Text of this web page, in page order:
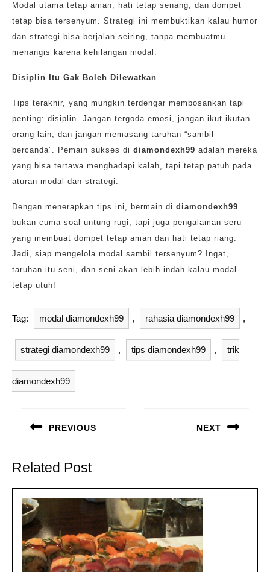
Modal utama tetap aman, hati tetap senang, dan dompet
tetap bisa tersenyum. Strategi ini membuktikan kalau humor
dan strategi bisa berjalan seiring, tanpa membuatmu
menangis karena kehilangan modal.
Disiplin Itu Gak Boleh Dilewatkan
Tips terakhir, yang mungkin terdengar membosankan tapi
penting: disiplin. Jangan tergoda emosi, jangan ikut-ikutan
orang lain, dan jangan memasang taruhan “sambil
bercanda”. Pemain sukses di diamondexh99 adalah mereka
yang bisa tertawa menghadapi kalah, tapi tetap patuh pada
aturan modal dan strategi.
Dengan menerapkan tips ini, bermain di diamondexh99
bukan cuma soal untung-rugi, tapi juga pengalaman seru
yang membuat dompet tetap aman dan hati tetap riang.
Jadi, siap mengelola modal sambil tersenyum? Ingat,
taruhan itu seni, dan seni akan lebih indah kalau modal
tetap utuh!
Tag: modal diamondexh99 , rahasia diamondexh99 ,
strategi diamondexh99 , tips diamondexh99 , trik
diamondexh99
pos
PREVIOUS
post:
NEXT
Related Post